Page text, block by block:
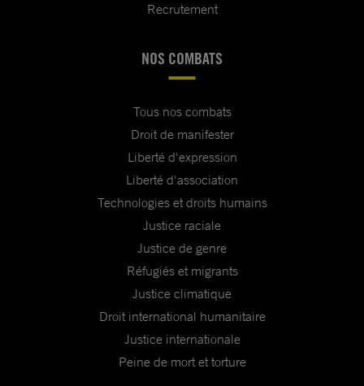
Recrutement
NOS COMBATS
Tous nos combats
Droit de manifester
Liberté d'expression
Liberté d'association
Technologies et droits humains
Justice raciale
Justice de genre
Réfugiés et migrants
Justice climatique
Droit international humanitaire
Justice internationale
Peine de mort et torture